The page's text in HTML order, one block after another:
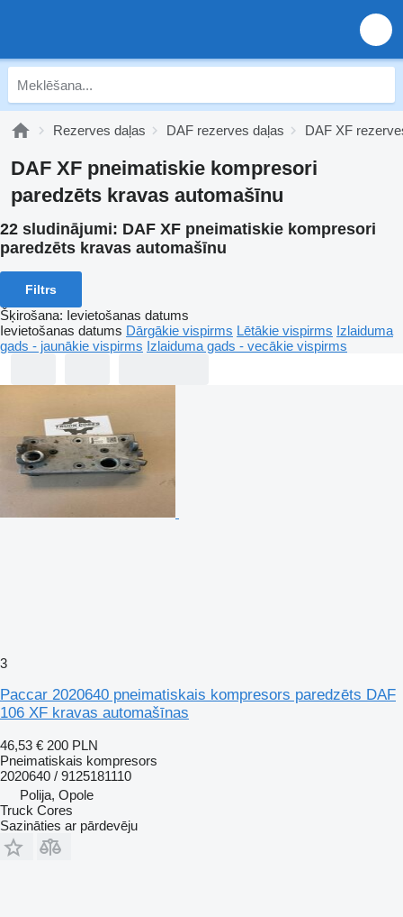
Rezerves daļas DAF rezerves daļas DAF XF
DAF XF pneimatiskie kompresori
paredzēts kravas automašīnu
22 sludinājumi: DAF XF pneimatiskie kompresori
paredzēts kravas automašīnu
Filtrs
Šķirošana: Ievietošanas datums
Ievietošanas datums Dārgākie vispirms Lētākie vispirms Izlaiduma
gads - jaunākie vispirms Izlaiduma gads - vecākie vispirms
3
Paccar 2020640 pneimatiskais kompresors paredzēts DAF
106 XF kravas automašīnas
46,53 € 200 PLN
Pneimatiskais kompresors
2020640 / 9125181110
Polija, Opole
Truck Cores
Sazināties ar pārdevēju